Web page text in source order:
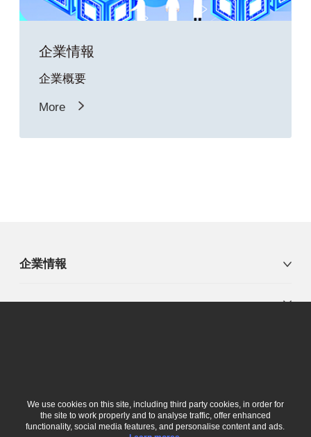
企業情報
企業概要
More
企業情報
Follow us
We use cookies on this site, including third party cookies, in order for
the site to work properly and to analyse traffic, offer enhanced
functionality, social media features, and personalise content and ads.